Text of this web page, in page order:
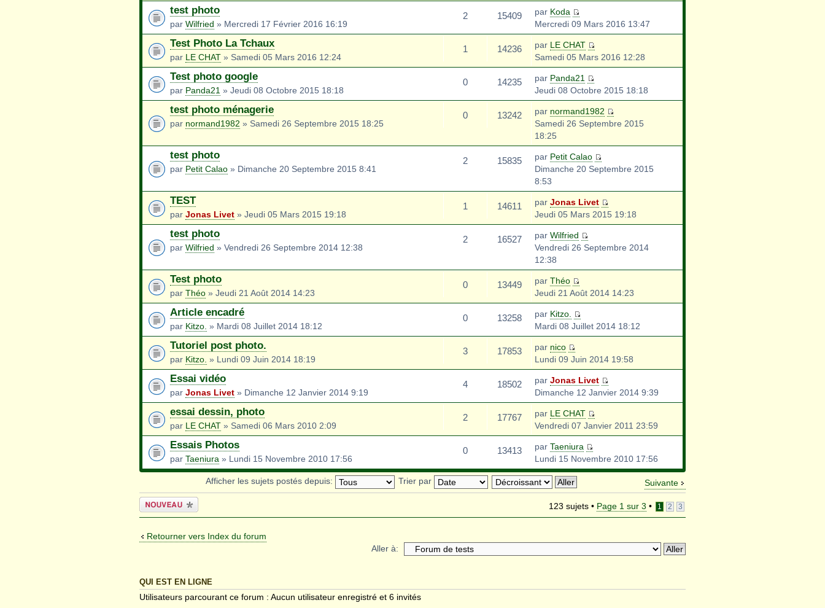
test photo
par Wilfried » Mercredi 17 Février 2016 16:19
2 15409 par Koda
Mercredi 09 Mars 2016 13:47
Test Photo La Tchaux
par LE CHAT » Samedi 05 Mars 2016 12:24
1 14236 par LE CHAT
Samedi 05 Mars 2016 12:28
Test photo google
par Panda21 » Jeudi 08 Octobre 2015 18:18
0 14235 par Panda21
Jeudi 08 Octobre 2015 18:18
test photo ménagerie
par normand1982 » Samedi 26 Septembre 2015 18:25
0 13242 par normand1982
Samedi 26 Septembre 2015
18:25
test photo
par Petit Calao » Dimanche 20 Septembre 2015 8:41
2 15835 par Petit Calao
Dimanche 20 Septembre 2015
8:53
TEST
par Jonas Livet » Jeudi 05 Mars 2015 19:18
1 14611 par Jonas Livet
Jeudi 05 Mars 2015 19:18
test photo
par Wilfried » Vendredi 26 Septembre 2014 12:38
2 16527 par Wilfried
Vendredi 26 Septembre 2014
12:38
Test photo
par Théo » Jeudi 21 Août 2014 14:23
0 13449 par Théo
Jeudi 21 Août 2014 14:23
Article encadré
par Kitzo. » Mardi 08 Juillet 2014 18:12
0 13258 par Kitzo.
Mardi 08 Juillet 2014 18:12
Tutoriel post photo.
par Kitzo. » Lundi 09 Juin 2014 18:19
3 17853 par nico
Lundi 09 Juin 2014 19:58
Essai vidéo
par Jonas Livet » Dimanche 12 Janvier 2014 9:19
4 18502 par Jonas Livet
Dimanche 12 Janvier 2014 9:39
essai dessin, photo
par LE CHAT » Samedi 06 Mars 2010 2:09
2 17767 par LE CHAT
Vendredi 07 Janvier 2011 23:59
Essais Photos
par Taeniura » Lundi 15 Novembre 2010 17:56
0 13413 par Taeniura
Lundi 15 Novembre 2010 17:56
Suivante
Afficher les sujets postés depuis: Trier par
Écrire un
nouveau sujet
123 sujets • Page 1 sur 3 • 1 2 3
Retourner vers Index du forum
Aller à:
QUI EST EN LIGNE
Utilisateurs parcourant ce forum : Aucun utilisateur enregistré et 6 invités